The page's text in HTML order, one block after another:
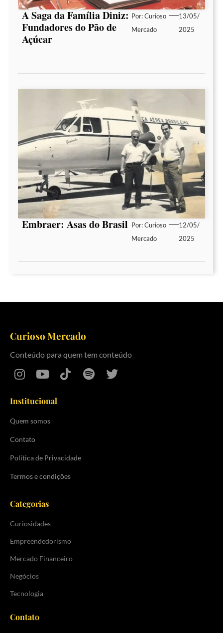
A Saga da Família Diniz:
Fundadores do Pão de
Açúcar
Por:Curioso
Mercado
13/05/
2025
Embraer: Asas do Brasil Por:Curioso
Mercado
12/05/
2025
Curioso Mercado
Conteúdo para quem tem conteúdo
Institucional
Quem somos
Contato
Política de Privacidade
Termos e condições
Categorias
Curiosidades
Empreendedorismo
Mercado Financeiro
Negócios
Tecnologia
Contato